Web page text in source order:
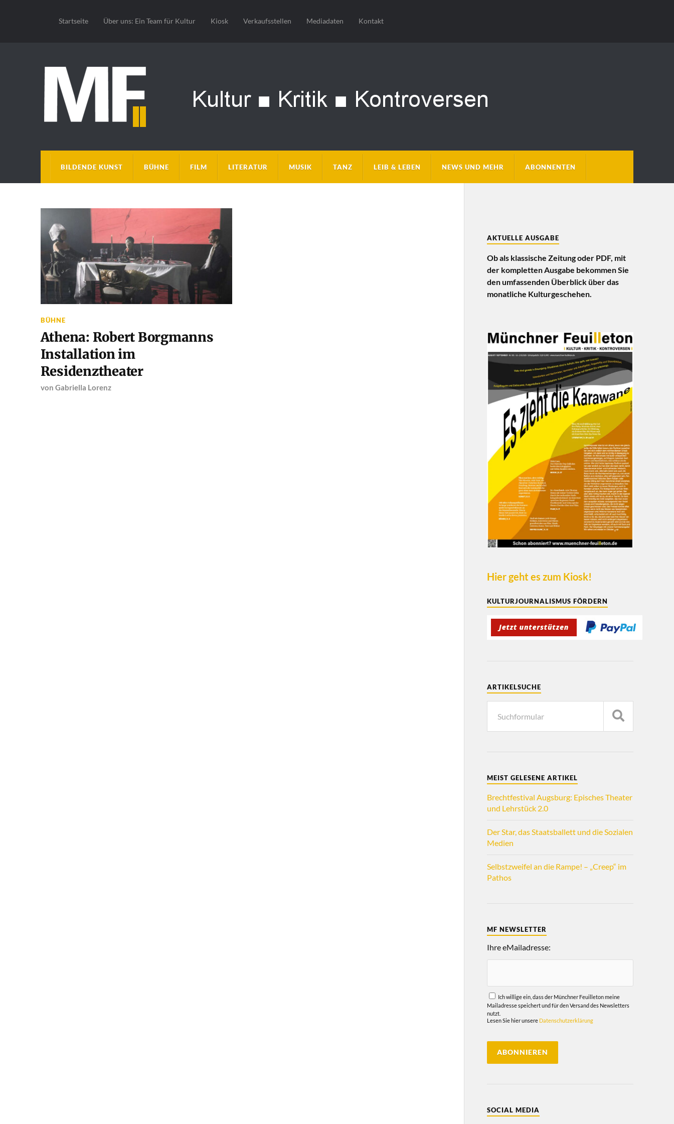
Startseite Über uns: Ein Team für Kultur Kiosk Verkaufsstellen Mediadaten Kontakt
BILDENDE KUNST BÜHNE FILM LITERATUR MUSIK TANZ LEIB & LEBEN NEWS UND MEHR ABONNENTEN
BÜHNE
Athena: Robert Borgmanns
Installation im
Residenztheater
von Gabriella Lorenz
AKTUELLE AUSGABE
Ob als klassische Zeitung oder PDF, mit
der kompletten Ausgabe bekommen Sie
den umfassenden Überblick über das
monatliche Kulturgeschehen.
Hier geht es zum Kiosk!
KULTURJOURNALISMUS FÖRDERN
ARTIKELSUCHE
MEIST GELESENE ARTIKEL
Brechtfestival Augsburg: Episches Theater
und Lehrstück 2.0
Der Star, das Staatsballett und die Sozialen
Medien
Selbstzweifel an die Rampe! – „Creep“ im
Pathos
MF NEWSLETTER
Ihre eMailadresse:
Ich willige ein, dass der Münchner Feuilleton meine
Mailadresse speichert und für den Versand des Newsletters
nutzt.
Lesen Sie hier unsere Datenschutzerklärung
SOCIAL MEDIA